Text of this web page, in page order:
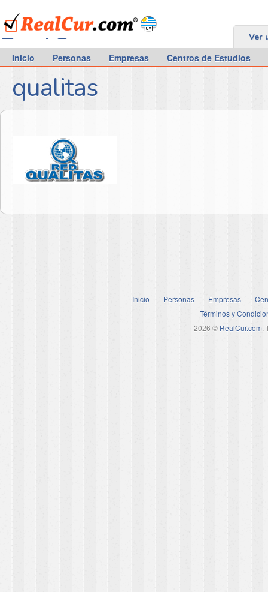
RealCur.com Ver
Inicio Personas Empresas Centros de Estudios
qualitas
Inicio Personas Empresas
Términos y
2026 © RealCur.com.